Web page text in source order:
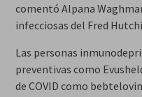
comentó Alpana
infecciosas del Fred
Las personas
preventivas como
de COVID como